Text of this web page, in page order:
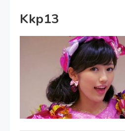
Kkp13